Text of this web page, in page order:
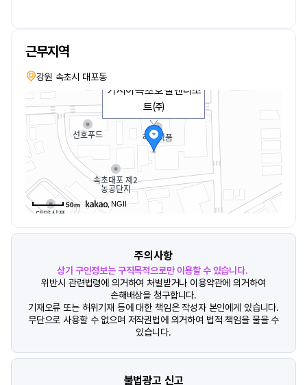
근무지역
강원 속초시 대포동
카시아속초호텔앤리조
트㈜
50m , NGII
주의사항
상기 구인정보는 구직목적으로만 이용할 수 있습니다.
위반시 관련법령에 의거하여 처벌받거나 이용약관에 의거하여
손해배상을 청구합니다.
기재오류 또는 허위기재 등에 대한 책임은 작성자 본인에게 있습니다.
무단으로 사용할 수 없으며 저작권법에 의거하여 법적 책임을 물을 수
있습니다.
불법광고 신고